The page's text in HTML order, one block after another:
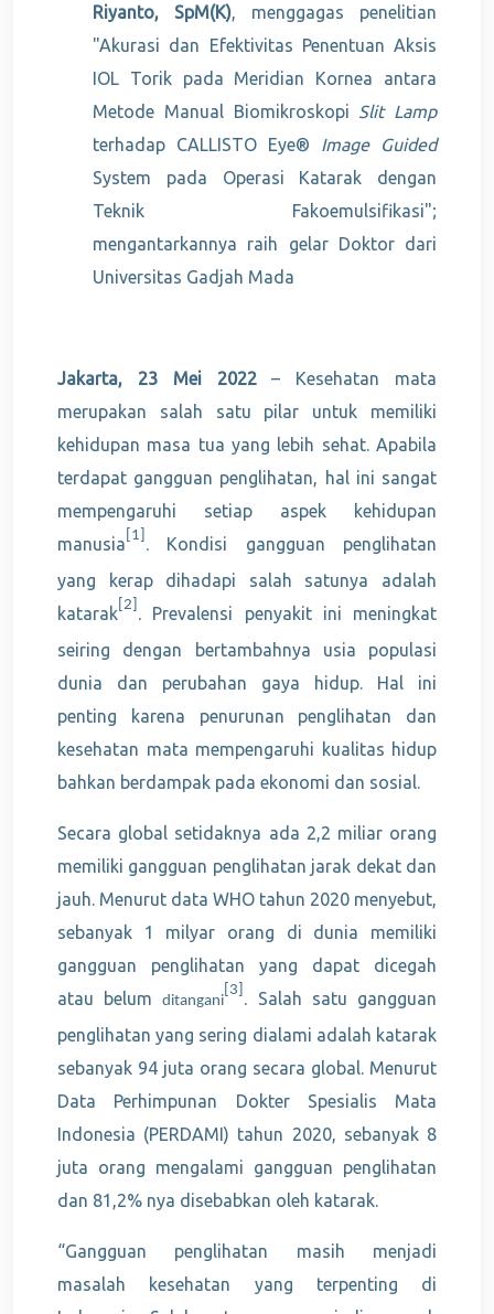
Riyanto, SpM(K), menggagas penelitian
"Akurasi dan Efektivitas Penentuan Aksis
IOL Torik pada Meridian Kornea antara
Metode Manual Biomikroskopi Slit Lamp
terhadap CALLISTO Eye® Image Guided
System pada Operasi Katarak dengan
Teknik Fakoemulsifikasi";
mengantarkannya raih gelar Doktor dari
Universitas Gadjah Mada
Jakarta, 23 Mei 2022– Kesehatan mata
merupakan salah satu pilar untuk memiliki
kehidupan masa tua yang lebih sehat. Apabila
terdapat gangguan penglihatan, hal ini sangat
mempengaruhi setiap aspek kehidupan
manusia [1]
. Kondisi gangguan penglihatan
yang kerap dihadapi salah satunya adalah
katarak [2]
. Prevalensi penyakit ini meningkat
seiring dengan bertambahnya usia populasi
dunia dan perubahan gaya hidup. Hal ini
penting karena penurunan penglihatan dan
kesehatan mata mempengaruhi kualitas hidup
bahkan berdampak pada ekonomi dan sosial.
Secara global setidaknya ada 2,2 miliar orang
memiliki gangguan penglihatan jarak dekat dan
jauh. Menurut data WHO tahun 2020 menyebut,
sebanyak 1 milyar orang di dunia memiliki
gangguan penglihatan yang dapat dicegah
atau belumditangani
[3]
. Salah satu gangguan
penglihatan yang sering dialami adalah katarak
sebanyak 94 juta orang secara global. Menurut
Data Perhimpunan Dokter Spesialis Mata
Indonesia (PERDAMI) tahun 2020, sebanyak 8
juta orang mengalami gangguan penglihatan
dan 81,2% nya disebabkan oleh katarak.
“Gangguan penglihatan masih menjadi
masalah kesehatan yang terpenting di